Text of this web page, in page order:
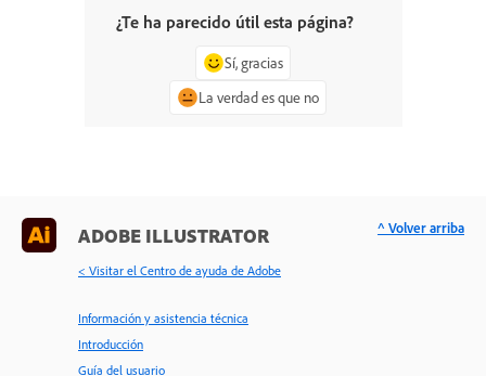
¿Te ha parecido útil esta página?
Sí, gracias
La verdad es que no
ADOBE ILLUSTRATOR
< Visitar el Centro de ayuda de Adobe
Información y asistencia técnica
Introducción
Guía del usuario
^ Volver arriba